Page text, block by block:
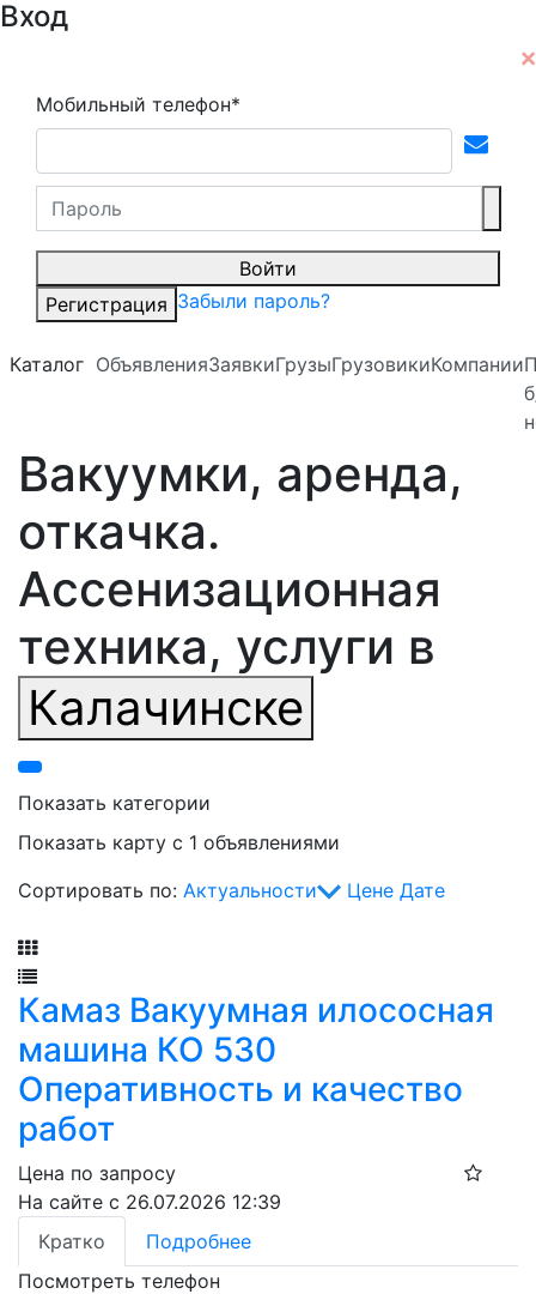
Вход
Мобильный телефон*
Войти
Регистрация Забыли пароль?
Каталог ОбъявленияЗаявкиГрузыГрузовикиКомпании
Вакуумки, аренда,
откачка.
Ассенизационная
техника, услуги в
Калачинске
Показать категории
Показать карту с 1 объявлениями
Сортировать по: Актуальности Цене Дате
Камаз Вакуумная илососная
машина КО 530
Оперативность и качество
работ
Цена по запросу
На сайте с 26.07.2026 12:39
Кратко
Подробнее
Посмотреть телефон